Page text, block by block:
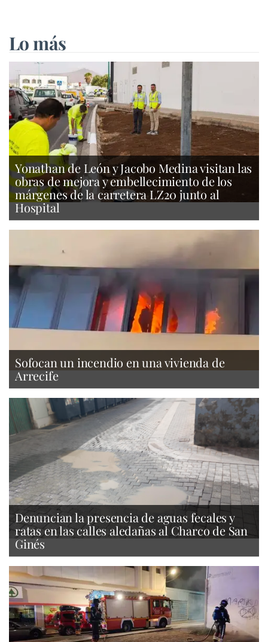
Lo más
Yonathan de León y Jacobo Medina visitan las
obras de mejora y embellecimiento de los
márgenes de la carretera LZ20 junto al
Hospital
Sofocan un incendio en una vivienda de
Arrecife
Denuncian la presencia de aguas fecales y
ratas en las calles aledañas al Charco de San
Ginés